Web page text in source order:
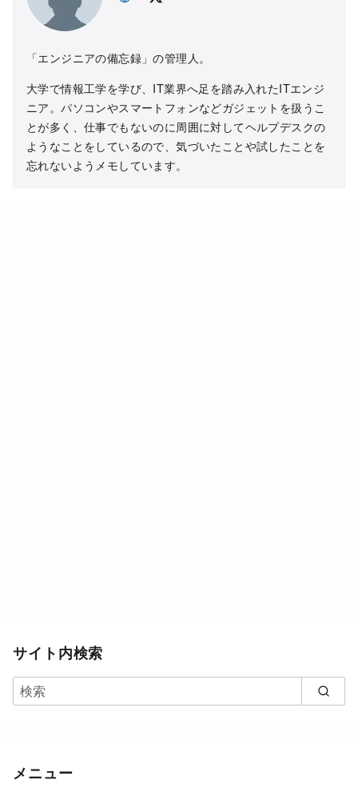
「エンジニアの備忘録」の管理人。
大学で情報工学を学び、IT業界へ足を踏み入れたITエンジ
ニア。パソコンやスマートフォンなどガジェットを扱うこ
とが多く、仕事でもないのに周囲に対してヘルプデスクの
ようなことをしているので、気づいたことや試したことを
忘れないようメモしています。
サイト内検索
メニュー